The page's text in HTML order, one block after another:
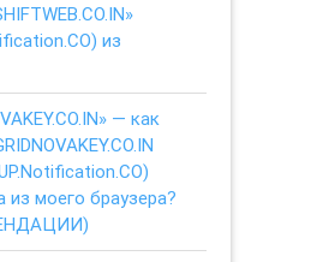
из
— как
из моего браузера?